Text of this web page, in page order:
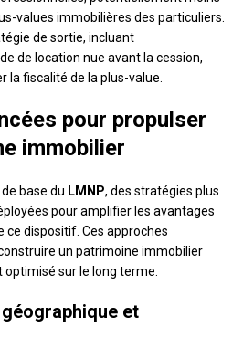
values immobilières des particuliers.
de sortie, incluant
de location nue avant la cession,
la fiscalité de la plus-value.
pour propulser
immobilier
base du LMNP, des stratégies plus
pour amplifier les avantages
dispositif. Ces approches
un patrimoine immobilier
sur le long terme.
et